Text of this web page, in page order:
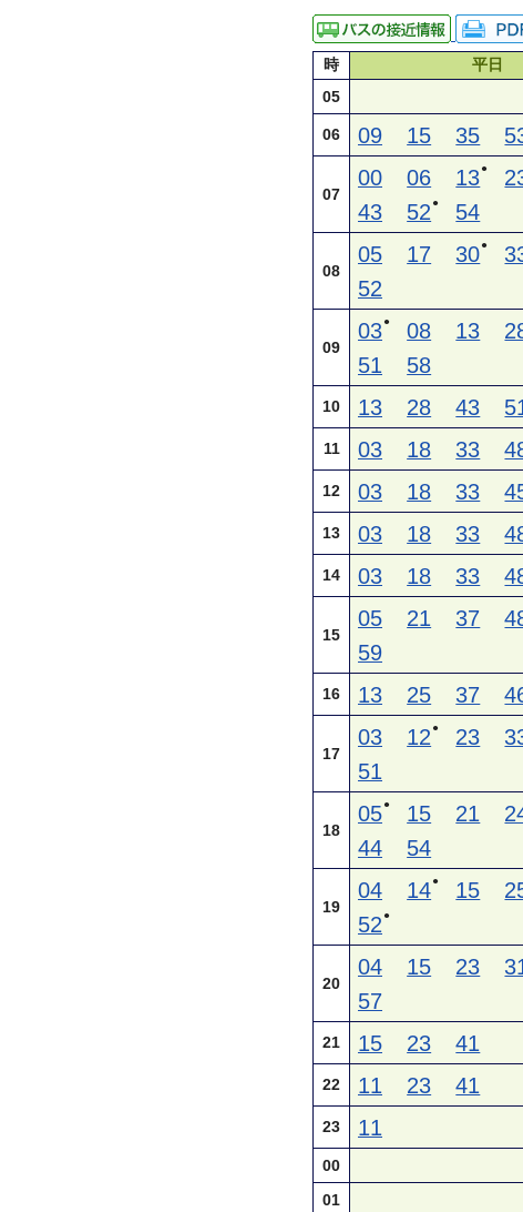
時 平日
05
06 09 15 35
07
00 06 13●
43
52 ● 54
08
05 17 30●
52
09
03● 08 13
51
58
10 13 28 43
11 03 18 33
12 03 18 33
13 03 18 33
14 03 18 33
15
05 21 37
59
16 13 25 37
17
03 12 ● 23
51
18
05● 15 21
44
54
19
04 14● 15
52 ●
20
04 15 23
57
21 15 23 41
22 11 23 41
23 11
00
01